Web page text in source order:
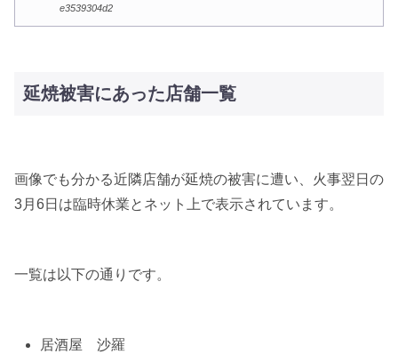
e3539304d2
延焼被害にあった店舗一覧
画像でも分かる近隣店舗が延焼の被害に遭い、火事翌日の
3月6日は臨時休業とネット上で表示されています。
一覧は以下の通りです。
居酒屋 沙羅